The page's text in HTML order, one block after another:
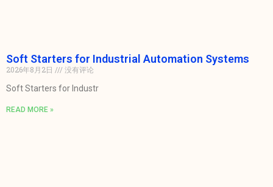
Soft Starters for Industrial Automation Systems
2026年8月2日
没有评论
Soft Starters for Industr
READ MORE »